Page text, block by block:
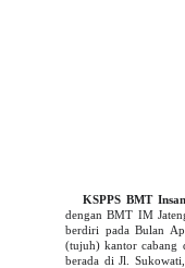
KSPPS BMT
dengan BMT IM
berdiri pada Bulan
(tujuh) kantor cabang
berada di Jl.